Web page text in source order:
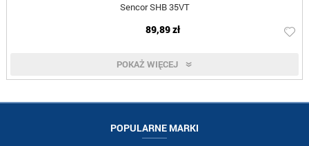
Sencor SHB 35VT
89,89 zł
POKAŻ WIĘCEJ
POPULARNE MARKI